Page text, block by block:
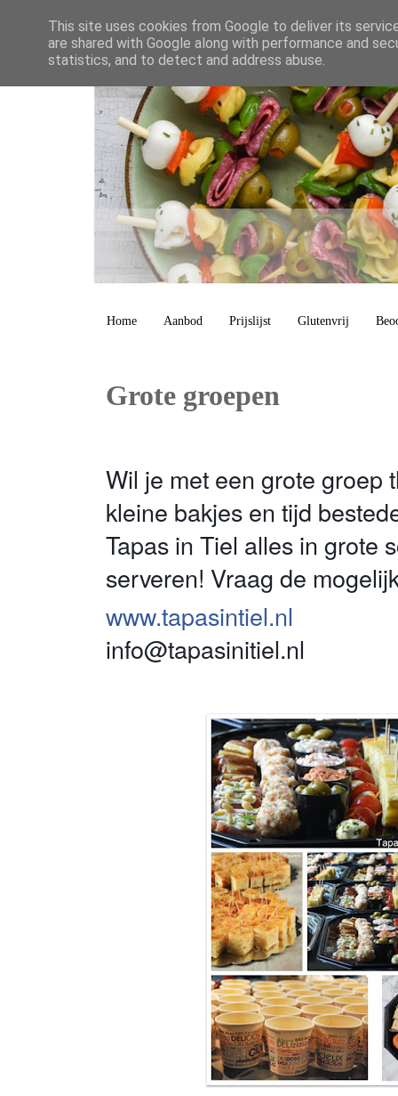
Home Aanbod Prijslijst Glutenvrij
Grote groepen
Wil je met een grote groep
kleine bakjes en tijd
Tapas in Tiel alles in grote
serveren! Vraag de
www.tapasintiel.nl
info@tapasinitiel.nl
This site uses cookies from Google to deliver its
are shared with Google along with performance and
statistics, and to detect and address abuse.